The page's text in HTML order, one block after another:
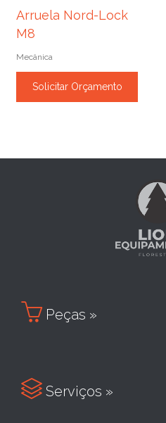
Arruela Nord-Lock
M8
Mecânica
Solicitar Orçamento
 Peças »
 Serviços »